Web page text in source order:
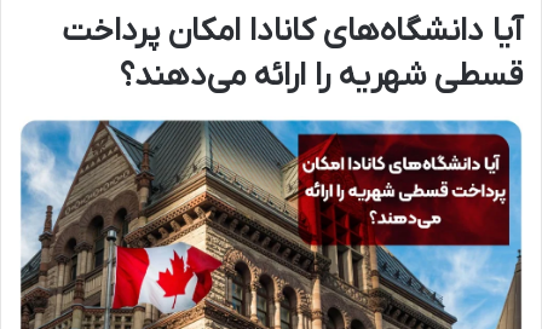
آیا دانشگاه‌های کانادا امکان پرداخت
قسطی شهریه را ارائه می‌دهند؟